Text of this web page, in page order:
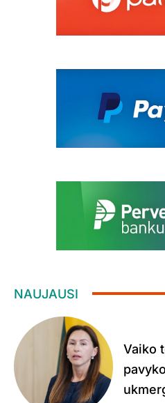
NAUJAUSI
Vaiko